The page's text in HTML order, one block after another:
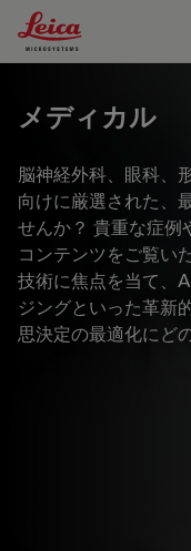
Leica Microsystems
メディカル
脳神経外科、眼科、
向けに厳選された、
せんか？ 貴重な症例
コンテンツをご覧い
技術に焦点を当て、
ジングといった革新
思決定の最適化にど